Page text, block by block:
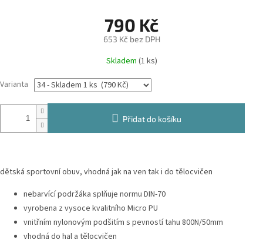
790 Kč
653 Kč bez DPH
Měrná
cena:
Skladem (1 ks)
Varianta
Přidat do košíku
dětská sportovní obuv, vhodná jak na ven tak i do tělocvičen
nebarvící podržáka splňuje normu DIN-70
vyrobena z vysoce kvalitního Micro PU
vnitřním nylonovým podšitím s pevností tahu 800N/50mm
vhodná do hal a tělocvičen